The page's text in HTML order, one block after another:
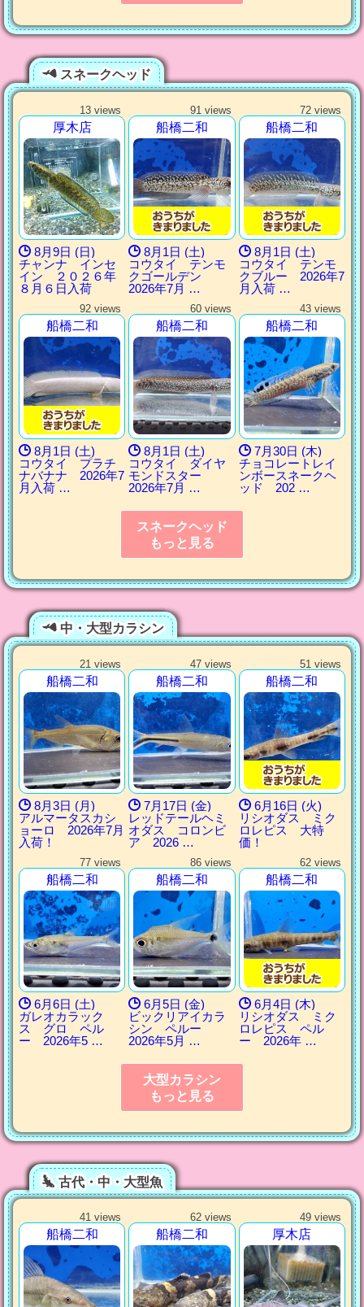
スネークヘッド
13 views
厚木店
8月9日 (日)
チャンナ インセ
イン ２０２６年
８月６日入荷
91 views
船橋二和
8月1日 (土)
コウタイ テンモ
クゴールデン
2026年7月 …
72 views
船橋二和
8月1日 (土)
コウタイ テンモ
クブルー 2026年7
月入荷 …
92 views
船橋二和
8月1日 (土)
コウタイ プラチ
ナバナナ 2026年7
月入荷 …
60 views
船橋二和
8月1日 (土)
コウタイ ダイヤ
モンドスター
2026年7月 …
43 views
船橋二和
7月30日 (木)
チョコレートレイ
ンボースネークヘ
ッド 202 …
スネークヘッド
もっと見る
中・大型カラシン
21 views
船橋二和
8月3日 (月)
アルマータスカシ
ョーロ 2026年7月
入荷！
47 views
船橋二和
7月17日 (金)
レッドテールヘミ
オダス コロンビ
ア 2026 …
51 views
船橋二和
6月16日 (火)
リシオダス ミク
ロレピス 大特
価！
77 views
船橋二和
6月6日 (土)
ガレオカラック
ス グロ ペル
ー 2026年5 …
86 views
船橋二和
6月5日 (金)
ビックリアイカラ
シン ペルー
2026年5月 …
62 views
船橋二和
6月4日 (木)
リシオダス ミク
ロレピス ペル
ー 2026年 …
大型カラシン
もっと見る
古代・中・大型魚
41 views
船橋二和
62 views
船橋二和
49 views
厚木店